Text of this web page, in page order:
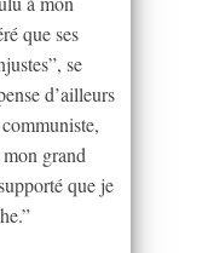
que ses
se
d’ailleurs
grand
que je